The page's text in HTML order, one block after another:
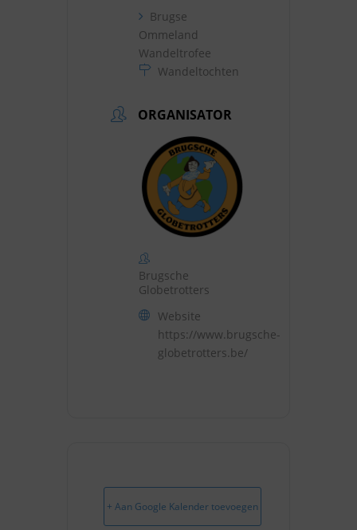
Brugse
Ommeland
Wandeltrofee
Wandeltochten
ORGANISATOR
Brugsche
Globetrotters
Website
https://www.brugsche-
globetrotters.be/
+ Aan Google Kalender toevoegen